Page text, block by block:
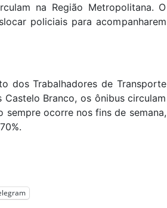
na Região Metropolitana. O
policiais para acompanharem
dos Trabalhadores de Transporte
Branco, os ônibus circulam
sempre ocorre nos fins de semana,